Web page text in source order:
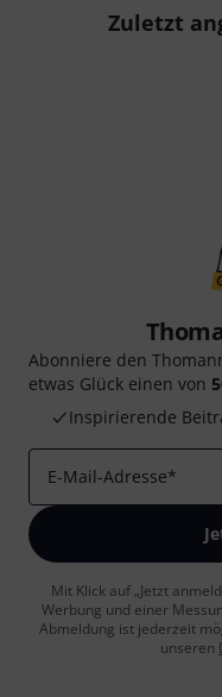
Zuletzt
Abonniere den
etwas Glück einen von
Inspirierende
E-Mail-Adresse*
Mit Klick auf „Jetzt
Werbung und einer
Abmeldung ist jederzeit
unseren